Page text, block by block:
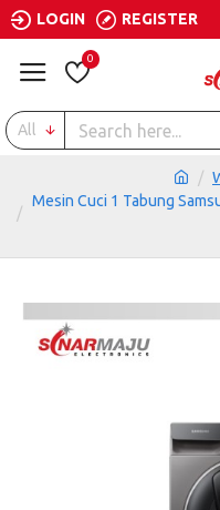
LOGIN REGISTER
0
All
Mesin Cuci 1 Tabung